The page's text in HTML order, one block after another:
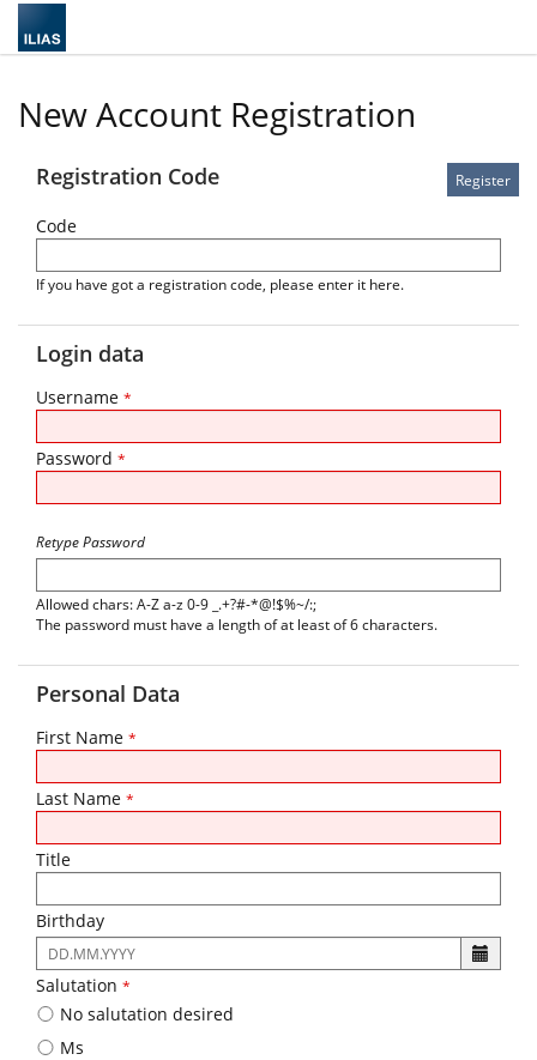
New Account Registration
Registration Code
Code
If you have got a registration code, please enter it here.
Login data
Username *
Password *
Retype Password
Allowed chars: A-Z a-z 0-9 _.+?#-*@!$%~/:;
The password must have a length of at least of 6 characters.
Personal Data
First Name *
Last Name *
Title
Birthday
The
following
input
format
is
Salutation *
No salutation desired
Ms